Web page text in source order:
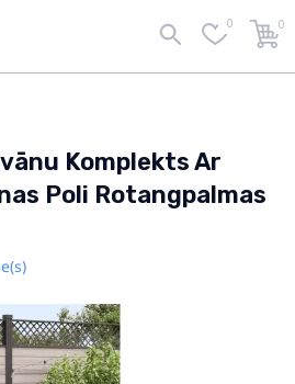
0 0
Komplekts Ar
Poli Rotangpalmas